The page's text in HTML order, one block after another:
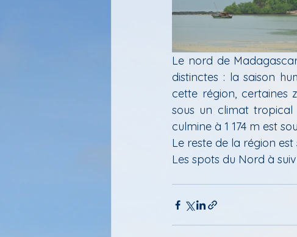
Le nord de
distinctes : la saison
cette région,
sous un climat
culmine à 1 174 m est
Le reste de la région
Les spots du Nord à